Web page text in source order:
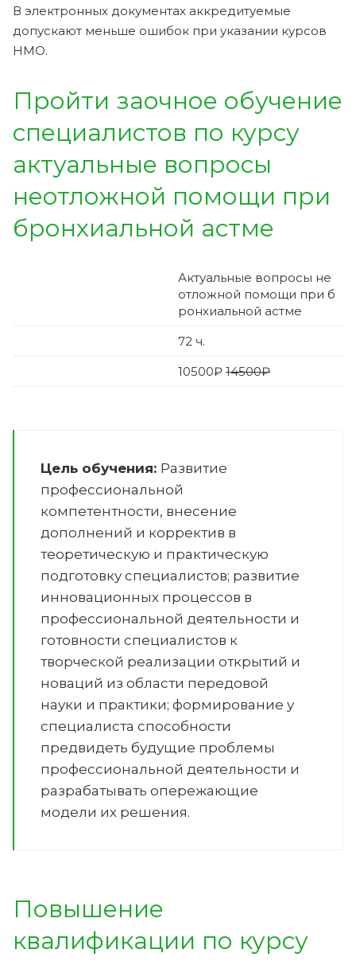
В электронных документах аккредитуемые
допускают меньше ошибок при указании курсов
НМО.
Пройти заочное обучение
специалистов по курсу
актуальные вопросы
неотложной помощи при
бронхиальной астме
Актуальные вопросы не
отложной помощи при б
ронхиальной астме
72 ч.
10500₽ 14500₽
Цель обучения: Развитие
профессиональной
компетентности, внесение
дополнений и корректив в
теоретическую и практическую
подготовку специалистов; развитие
инновационных процессов в
профессиональной деятельности и
готовности специалистов к
творческой реализации открытий и
новаций из области передовой
науки и практики; формирование у
специалиста способности
предвидеть будущие проблемы
профессиональной деятельности и
разрабатывать опережающие
модели их решения.
Повышение
квалификации по курсу